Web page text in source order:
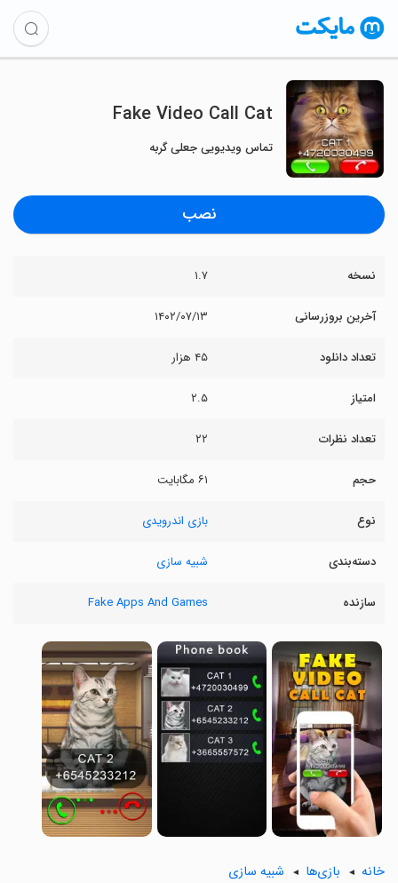
Fake Video Call Cat
تماس ویدیویی جعلی گربه
نصب
نسخه ۱.۷
آخرین بروزرسانی ۱۴۰۲/۰۷/۱۳
تعداد دانلود ۴۵ هزار
امتیاز ۲.۵
تعداد نظرات ۲۲
حجم ۶۱ مگابایت
نوع بازی اندرویدی
دسته‌بندی شبیه سازی
سازنده Fake Apps And Games
خانه بازی‌ها شبیه سازی